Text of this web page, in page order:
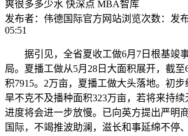
爽很多多少水 快深点 MBA智库
发布者： 伟德国际官方网站浏览次数： 发
05:51
据引见，全省夏收工做6月7日根基竣
局。夏播工做从5月28日大面积展开，截至
积7915。2万亩，夏播工做大头落地。初步
旱不克不及播种面积323万亩，若将来持
进度将会进一步放慢。已向英方提出严明
国际，不竭推波助澜，滋长和事延绵不停